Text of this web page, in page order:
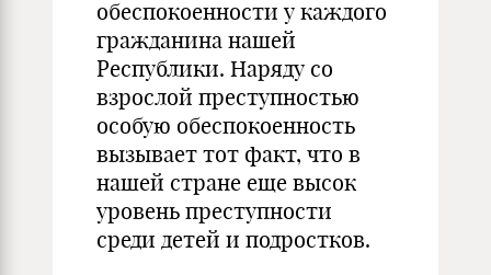
обеспокоенности у каждого
гражданина нашей
Республики. Наряду со
взрослой преступностью
особую обеспокоенность
вызывает тот факт, что в
нашей стране еще высок
уровень преступности
среди детей и подростков.